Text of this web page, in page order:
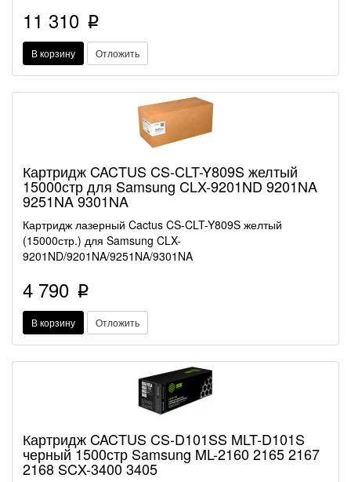
11 310 p
В корзину Отложить
Картридж CACTUS CS-CLT-Y809S желтый
15000стр для Samsung CLX-9201ND 9201NA
9251NA 9301NA
Картридж лазерный Cactus CS-CLT-Y809S желтый
(15000стр.) для Samsung CLX-
9201ND/9201NA/9251NA/9301NA
4 790 p
В корзину Отложить
Картридж CACTUS CS-D101SS MLT-D101S
черный 1500стр Samsung ML-2160 2165 2167
2168 SCX-3400 3405